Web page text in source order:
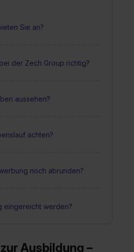
Sie an?
der Zech Group richtig?
aussehen?
achten?
noch abrunden?
eingereicht werden?
Ausbildung –